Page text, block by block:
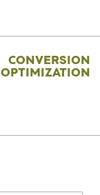
CONVERSION
OPTIMIZATION